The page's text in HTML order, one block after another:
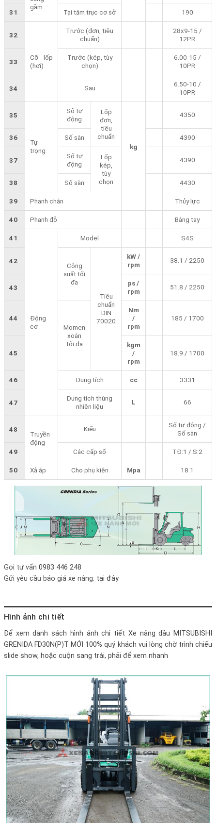
gầm
31 Tại tâm trục cơ sở 190
32
Cỡ lốp
(hơi)
Trước (đơn, tiêu
chuẩn)
28x9-15 /
12PR
33
Trước (kép, tùy
chọn)
6.00-15 /
10PR
34 Sau
6.50-10 /
10PR
35
Tự
trọng
Số tự
động
Lốp
đơn,
tiêu
chuẩn
kg
4350
36 Số sàn 4390
37
Số tự
động
Lốp
kép,
tùy
chọn
4390
38 Số sàn 4430
39 Phanh chân Thủy lực
40 Phanh đỗ Bằng tay
41
Động
cơ
Model S4S
42
Công
suất tối
đa
Tiêu
chuẩn
DIN
70020
kW /
rpm
38.1 / 2250
43
ps /
rpm
51.8 / 2250
44
Momen
xoắn
tối đa
Nm
/
rpm
185 / 1700
45
kgm
/
rpm
18.9 / 1700
46 Dung tích cc 3331
47
Dung tích thùng
nhiên liệu
L 66
48
Truyền
động
Kiểu
Số tự động /
Số sàn
49 Các cấp số TĐ:1 / S:2
50 Xả áp Cho phụ kiện Mpa 18.1
Gọi tư vấn 0983 446 248
Gửi yêu cầu báo giá xe nâng: tại đây
Hình ảnh chi tiết
Để xem danh sách hình ảnh chi tiết Xe nâng dầu MITSUBISHI
GRENIDA FD30N(P)T MỚI 100% quý khách vui lòng chờ trình chiếu
slide show, hoặc cuộn sang trái, phải để xem nhanh